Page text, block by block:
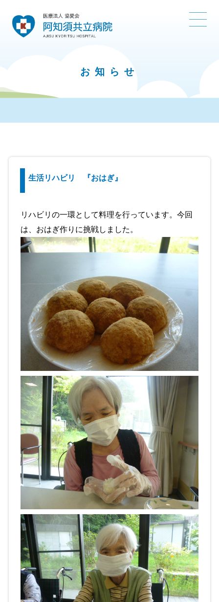
お知らせ
生活リハビリ 『おはぎ』
リハビリの一環として料理を行っています。今回
は、おはぎ作りに挑戦しました。